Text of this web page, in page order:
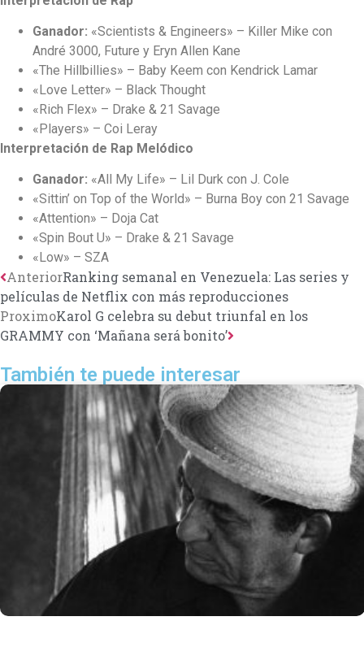
Ganador: «Scientists & Engineers» – Killer Mike con
André 3000, Future y Eryn Allen Kane
«The Hillbillies» – Baby Keem con Kendrick Lamar
«Love Letter» – Black Thought
«Rich Flex» – Drake & 21 Savage
«Players» – Coi Leray
Interpretación de Rap Melódico
Ganador: «All My Life» – Lil Durk con J. Cole
«Sittin’ on Top of the World» – Burna Boy con 21 Savage
«Attention» – Doja Cat
«Spin Bout U» – Drake & 21 Savage
«Low» – SZA
AnteriorRanking semanal en Venezuela: Las series y
películas de Netflix con más reproducciones
ProximoKarol G celebra su debut triunfal en los
GRAMMY con ‘Mañana será bonito’
También te puede interesar